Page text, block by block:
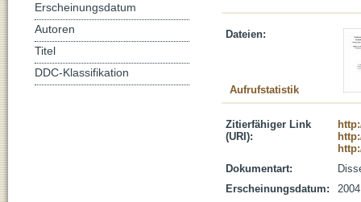
Dateien:
Aufrufstatistik
Zitierfähiger Link
(URI):
Dokumentart:
Erscheinungsdatum:
2004
Erscheinungsdatum
Autoren
Titel
DDC-Klassifikation